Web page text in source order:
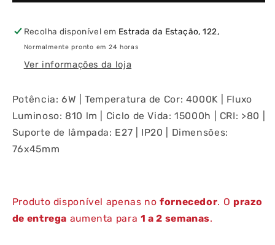
56458
6W
E27
4000K
56458
6W
E27
4000K
Recolha disponível em Estrada da Estação, 122,
Normalmente pronto em 24 horas
Ver informações da loja
Potência: 6W | Temperatura de Cor: 4000K | Fluxo
Luminoso: 810 lm | Ciclo de Vida: 15000h | CRI: >80 |
Suporte de lâmpada: E27 | IP20 | Dimensões:
76x45mm
Produto disponível apenas nofornecedor. O prazo
de entrega aumenta para 1 a 2 semanas.